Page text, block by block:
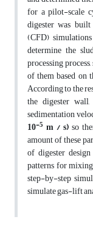
for a pilot-scale
digester was
(CFD)
determine the
processing
of them based on
According to the
the digester
sedimentation
10-5 m / s)so
amount of these
of digester
patterns for
step-by-step
simulate gas-lift